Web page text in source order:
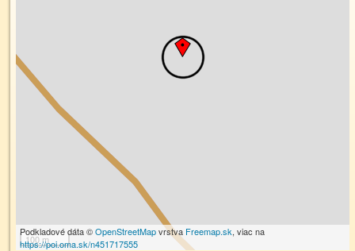
100 m
Podkladové dáta ©OpenStreetMapvrstva Freemap.sk, viac na
https://poi.oma.sk/n451717555